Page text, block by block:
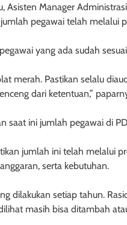
Asisten Manager
pegawai telah melalui
yang ada sudah
merah. Pastikan selalu
dari ketentuan,”
saat ini jumlah pegawai di
jumlah ini telah melalui
serta kebutuhan.
dilakukan setiap tahun.
masih bisa ditambah